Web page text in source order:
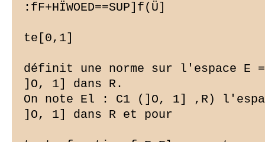
:fF+HÏWOED==SUP]f(Ü]
te[0,1]
définit une norme sur l'espace E
]O, 1] dans R.
On note El : C1 (]O, 1] ,R)
]O, 1] dans R et pour